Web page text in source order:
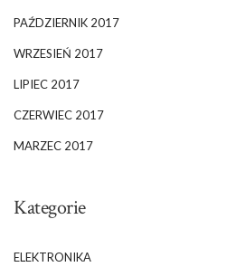
PAŹDZIERNIK 2017
WRZESIEŃ 2017
LIPIEC 2017
CZERWIEC 2017
MARZEC 2017
Kategorie
ELEKTRONIKA